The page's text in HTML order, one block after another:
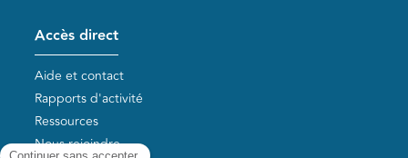
Accès direct
Aide et contact
Rapports d'activité
Ressources
Nous rejoindre